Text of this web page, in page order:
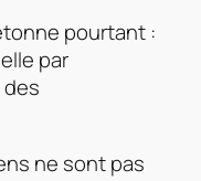
pourtant :
par
ne sont pas